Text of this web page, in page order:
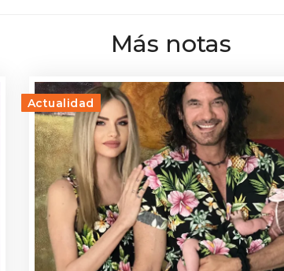
Más notas
Actualidad